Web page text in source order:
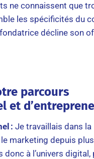
ne connaissent que
les spécificités du
décline son
parcours
et
: Je travaillais dans la
marketing depuis
donc à l’univers digital,